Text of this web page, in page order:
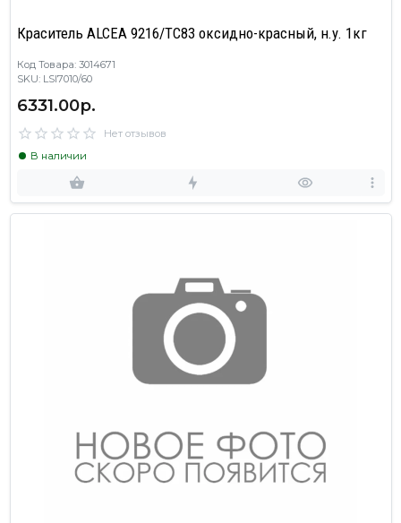
Краситель ALCEA 9216/TC83 оксидно-красный, н.у. 1кг
Код Товара: 3014671
SKU: LSI7010/60
6331.00р.
Нет отзывов
В наличии